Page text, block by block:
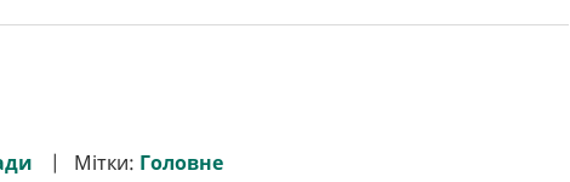
Мітки: Головне